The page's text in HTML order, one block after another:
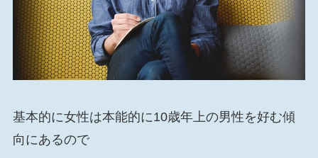
基本的に女性は本能的に10歳年上の男性を好む傾
向にあるので